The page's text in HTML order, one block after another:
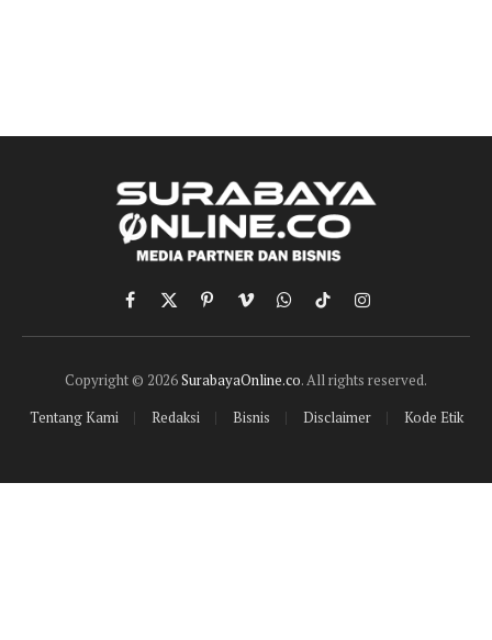
Facebook
X
(Twitter)
PinterestVimeoWhatsApp
TikTokInstagram
Copyright © 2026SurabayaOnline.co. All rights reserved.
Tentang Kami
Redaksi Bisnis Disclaimer Kode Etik